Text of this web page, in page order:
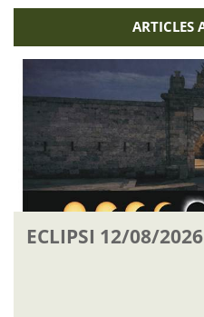
ARTICLES
ECLIPSI 12/08/2026